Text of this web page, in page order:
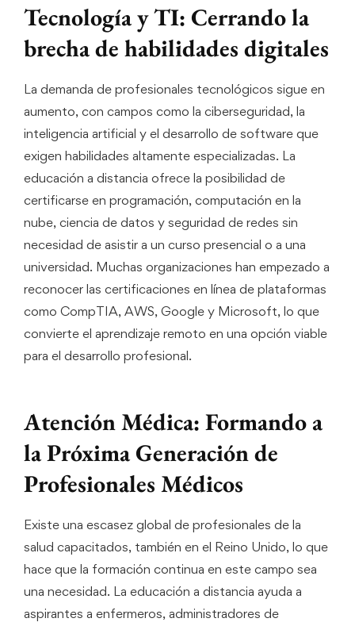
Tecnología y TI: Cerrando la
brecha de habilidades digitales
La demanda de profesionales tecnológicos sigue en
aumento, con campos como la ciberseguridad, la
inteligencia artificial y el desarrollo de software que
exigen habilidades altamente especializadas. La
educación a distancia ofrece la posibilidad de
certificarse en programación, computación en la
nube, ciencia de datos y seguridad de redes sin
necesidad de asistir a un curso presencial o a una
universidad. Muchas organizaciones han empezado a
reconocer las certificaciones en línea de plataformas
como CompTIA, AWS, Google y Microsoft, lo que
convierte el aprendizaje remoto en una opción viable
para el desarrollo profesional.
Atención Médica: Formando a
la Próxima Generación de
Profesionales Médicos
Existe una escasez global de profesionales de la
salud capacitados, también en el Reino Unido, lo que
hace que la formación continua en este campo sea
una necesidad. La educación a distancia ayuda a
aspirantes a enfermeros, administradores de